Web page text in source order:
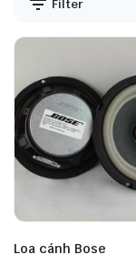
Filter
Loa cánh Bose